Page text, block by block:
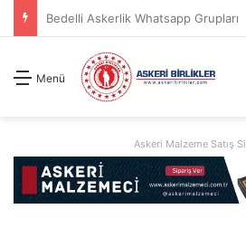
2026 Jandarma Uzman Erbaş
Menü
Askeri Malzeme Satış